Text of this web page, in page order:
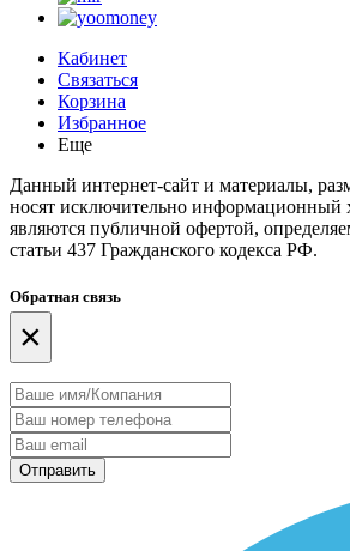
Кабинет
Связаться
Корзина
Избранное
Еще
Данный интернет-сайт и материалы,
носят исключительно информационный
являются публичной офертой,
статьи 437 Гражданского кодекса РФ.
Обратная связь
×
Отправить